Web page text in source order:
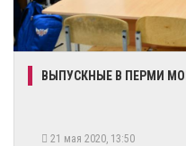
ВЫПУСКНЫЕ В ПЕРМИ
21 мая 2020, 13:50